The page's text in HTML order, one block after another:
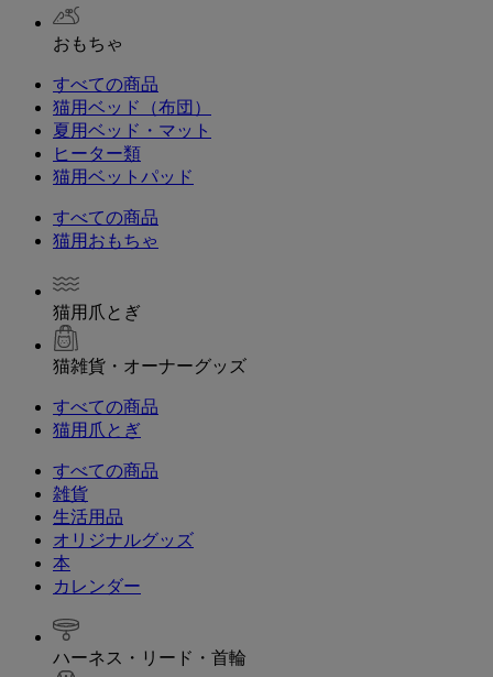
おもちゃ
すべての商品
猫用ベッド（布団）
夏用ベッド・マット
ヒーター類
猫用ベットパッド
すべての商品
猫用おもちゃ
猫用爪とぎ
猫雑貨・オーナーグッズ
すべての商品
猫用爪とぎ
すべての商品
雑貨
生活用品
オリジナルグッズ
本
カレンダー
ハーネス・リード・首輪